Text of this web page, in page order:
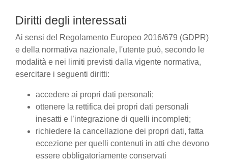
Diritti degli interessati
Ai sensi del Regolamento Europeo 2016/679 (GDPR)
e della normativa nazionale, l'utente può, secondo le
modalità e nei limiti previsti dalla vigente normativa,
esercitare i seguenti diritti:
accedere ai propri dati personali;
ottenere la rettifica dei propri dati personali
inesatti e l’integrazione di quelli incompleti;
richiedere la cancellazione dei propri dati, fatta
eccezione per quelli contenuti in atti che devono
essere obbligatoriamente conservati